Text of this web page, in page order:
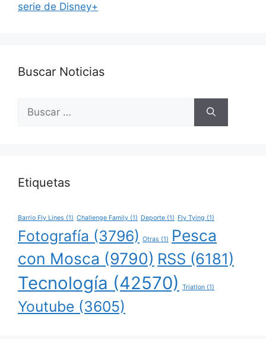
serie de Disney+
Buscar Noticias
Buscar:
Etiquetas
Barrio Fly Lines (1) Challenge Family (1) Deporte (1) Fly Tying (1)
Fotografía (3796) Otras (1)
Pesca
con Mosca (9790) RSS (6181)
Tecnología (42570) Triatlon (1)
Youtube (3605)